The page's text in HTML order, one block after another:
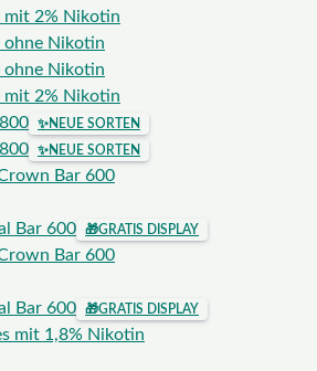
mit 2% Nikotin
ohne Nikotin
ohne Nikotin
mit 2% Nikotin
✨NEUE SORTEN
✨NEUE SORTEN
Bar 600
Bar 600
🎁GRATIS DISPLAY
Bar 600
Bar 600
🎁GRATIS DISPLAY
mit 1,8% Nikotin